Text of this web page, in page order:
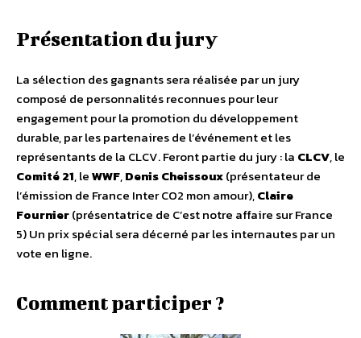
Présentation du jury
La sélection des gagnants sera réalisée par un jury
composé de personnalités reconnues pour leur
engagement pour la promotion du développement
durable, par les partenaires de l’événement et les
représentants de la CLCV. Feront partie du jury : la CLCV, le
Comité 21, leWWF,Denis Cheissoux(présentateur de
l’émission de France Inter CO2 mon amour),Claire
Fournier(présentatrice de C’est notre affaire sur France
5) Un prix spécial sera décerné par les internautes par un
vote en ligne.
Comment participer ?